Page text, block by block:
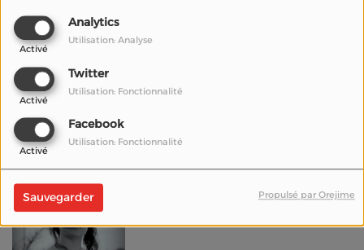
Analytics
Activé
Utilisation: Analyse
Twitter
Activé
Utilisation: Fonctionnalité
Facebook
Activé
Utilisation: Fonctionnalité
Sauvegarder Propulsé par Orejime
Dion et Magali Payen
Jenna Suru, directrice
Film Festival